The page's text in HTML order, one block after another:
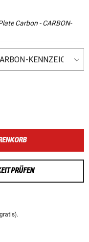
Carbon - CARBON-
PRÜFEN